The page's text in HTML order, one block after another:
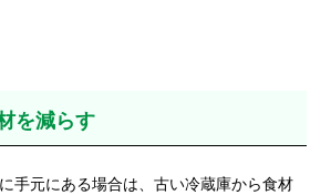
を減らす
手元にある場合は、古い冷蔵庫から食材